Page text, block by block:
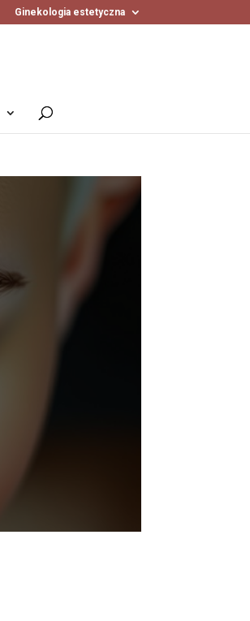
Ginekologia estetyczna